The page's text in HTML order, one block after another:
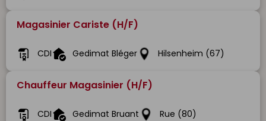
Magasinier Cariste (H/F)
CDI Gedimat Bléger Hilsenheim (67)
Chauffeur Magasinier (H/F)
CDI Gedimat Bruant Rue (80)